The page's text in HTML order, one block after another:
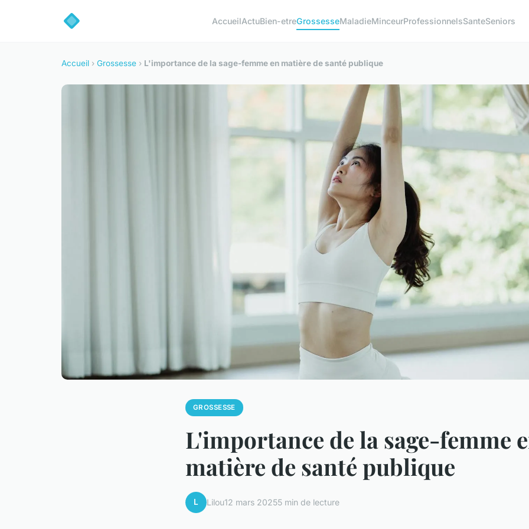
AccueilActuBien-etreGrossesseMaladieMinceurProfessionnelsSanteSeniors
Accueil › Grossesse › L'importance de la sage-femme en matière de santé publique
GROSSESSE
L'importance de la sage-femme
matière de santé publique
L Lilou12 mars 20255 min de lecture